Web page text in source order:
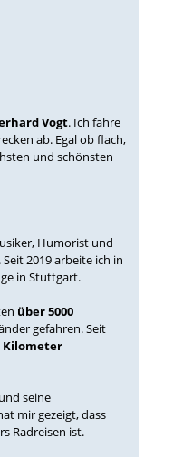
Vogt. Ich fahre
ab. Egal ob flach,
und schönsten
Humorist und
2019 arbeite ich in
in Stuttgart.
über 5000
gefahren. Seit
Kilometer
seine
mir gezeigt, dass
Radreisen ist.